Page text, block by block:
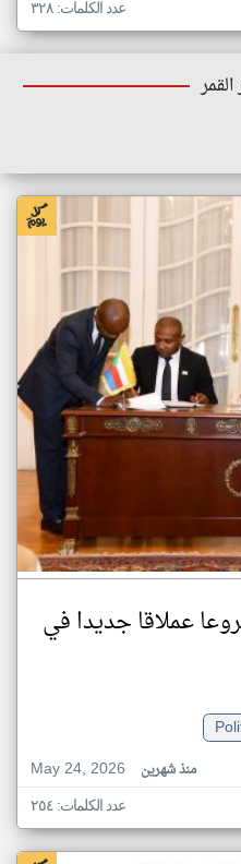
عدد الكلمات: ٣٢٨
عملاقا جديدا في
May 24, 2026
منذ شهرين
عدد الكلمات: ٢٥٤